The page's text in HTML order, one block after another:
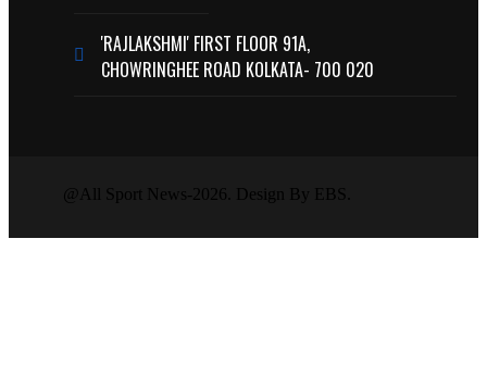
'RAJLAKSHMI' FIRST FLOOR 91A,
CHOWRINGHEE ROAD KOLKATA- 700 020
@All Sport News-2026. Design By EBS.